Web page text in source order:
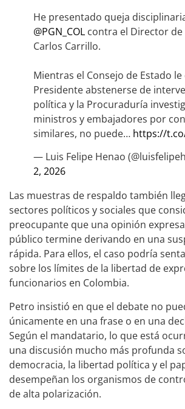
He presentado queja
@PGN_COL contra el Director de
Carlos Carrillo.
Mientras el Consejo de Estado
Presidente abstenerse de
política y la Procuraduría
ministros y embajadores por
similares, no puede… https://
— Luis Felipe Henao
2, 2026
Las muestras de respaldo también
sectores políticos y sociales que
preocupante que una opinión
público termine derivando en una
rápida. Para ellos, el caso podría
sobre los límites de la libertad de
funcionarios en Colombia.
Petro insistió en que el debate no
únicamente en una frase o en una
Según el mandatario, lo que está
una discusión mucho más profunda
democracia, la libertad política y el
desempeñan los organismos de
de alta polarización.